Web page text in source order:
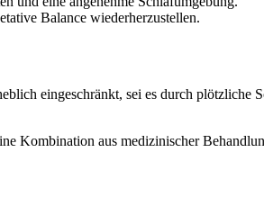
Balance wiederherzustellen.
eingeschränkt, sei es durch plötzliche
Kombination aus medizinischer